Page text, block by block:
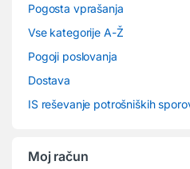
Pogosta vprašanja
Vse kategorije A-Ž
Pogoji poslovanja
Dostava
IS reševanje potrošniških
Moj račun